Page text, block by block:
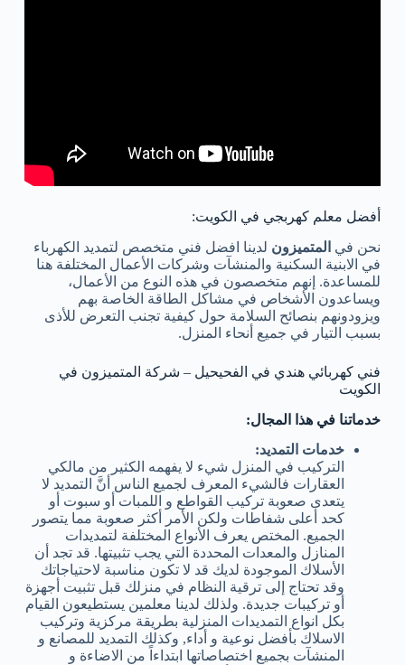
أفضل معلم كهربجي في الكويت:
نحن في المتميزون لدينا افضل فني متخصص لتمديد الكهرباء
في الابنية السكنية والمنشآت وشركات الأعمال المختلفة هنا
للمساعدة. إنهم متخصصون في هذه النوع من الأعمال،
ويساعدون الأشخاص في مشاكل الطاقة الخاصة بهم
ويزودونهم بنصائح السلامة حول كيفية تجنب التعرض للأذى
بسبب التيار في جميع أنحاء المنزل.
فني كهربائي هندي في الفحيحيل – شركة المتميزون في
الكويت
خدماتنا في هذا المجال:
خدمات التمديد:
التركيب في المنزل شيء لا يفهمه الكثير من مالكي
العقارات فالشيء المعرف لجميع الناس أنَّ التمديد لا
يتعدى صعوبة تركيب القواطع و اللمبات أو سبوت أو
كحد أعلى شفاطات ولكن الأمر أكثر صعوبة مما يتصور
الجميع. المختص يعرف الأنواع المختلفة لتمديدات
المنازل والمعدات المحددة التي يجب تثبيتها. قد تجد أن
الأسلاك الموجودة لديك قد لا تكون مناسبة لاحتياجاتك
وقد تحتاج إلى ترقية النظام في منزلك قبل تثبيت أجهزة
أو تركيبات جديدة. ولذلك لدينا معلمين يستطيعون القيام
بكل انواع التمديدات المنزلية بطريقة مركزية وتركيب
الاسلاك بأفضل نوعية و أداء, وكذلك التمديد للمصانع و
المنشآت بجميع اختصاصاتها ابتداءاً من الاضاءة و